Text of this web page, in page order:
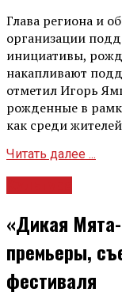
Глава региона и
организации
инициативы,
накапливают
отметил Игорь
рожденные в
как среди
Читать далее ...
«Дикая
премьеры,
фестиваля